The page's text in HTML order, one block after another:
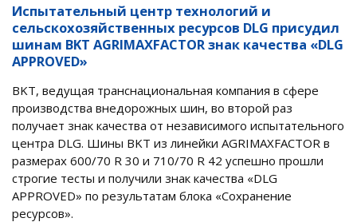
Испытательный центр технологий и
сельскохозяйственных ресурсов DLG присудил
шинам BKT AGRIMAXFACTOR знак качества «DLG
APPROVED»
BKT, ведущая транснациональная компания в сфере
производства внедорожных шин, во второй раз
получает знак качества от независимого испытательного
центра DLG. Шины BKT из линейки AGRIMAXFACTOR в
размерах 600/70 R 30 и 710/70 R 42 успешно прошли
строгие тесты и получили знак качества «DLG
APPROVED» по результатам блока «Сохранение
ресурсов».